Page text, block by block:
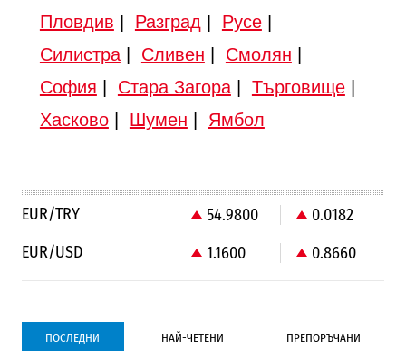
Пловдив
Разград Русе|
Силистра| Сливен Смолян
София
Стара Загора| Търговище|
Хасково| Шумен Ямбол
EUR/TRY 54.9800
0.0182
EUR/USD
1.1600 0.8660
ПОСЛЕДНИ НАЙ-ЧЕТЕНИ ПРЕПОРЪЧАНИ